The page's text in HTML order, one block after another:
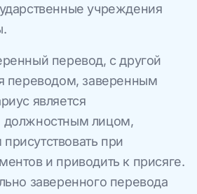
учреждения
перевод, с другой
переводом, заверенным
является
должностным лицом,
при
и приводить к присяге.
заверенного перевода